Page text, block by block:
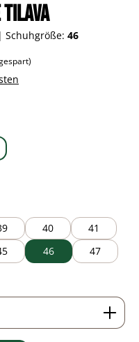
| Schuhgröße: 46
verfügbar.)
40
41
46
47
Wert ein